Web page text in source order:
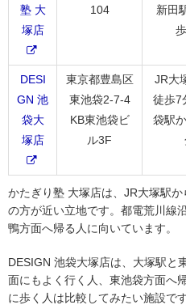
塾 大
塚店
104
新田
DESI
GN 池
袋大
塚店
東京都豊島区
東池袋2-7-4
KB東池袋ビ
ル3F
JR大
徒歩7
袋駅
かたぎり塾 大塚店は、JR大塚駅
の方が近い立地です。都電荒川線
鴨方面へ帰る人に向いています。
DESIGN 池袋大塚店は、大塚駅と
面にもよく行く人、東池袋方面へ
に歩く人は比較してみたい施設です